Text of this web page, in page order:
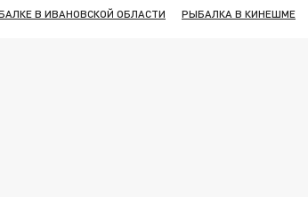
В ИВАНОВСКОЙ ОБЛАСТИ РЫБАЛКА В КИНЕШМЕ